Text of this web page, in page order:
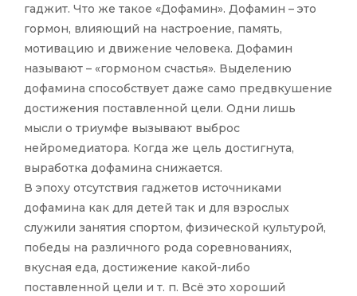
гаджит. Что же такое «Дофамин». Дофамин – это
гормон, влияющий на настроение, память,
мотивацию и движение человека. Дофамин
называют – «гормоном счастья». Выделению
дофамина способствует даже само предвкушение
достижения поставленной цели. Одни лишь
мысли о триумфе вызывают выброс
нейромедиатора. Когда же цель достигнута,
выработка дофамина снижается.
В эпоху отсутствия гаджетов источниками
дофамина как для детей так и для взрослых
служили занятия спортом, физической культурой,
победы на различного рода соревнованиях,
вкусная еда, достижение какой-либо
поставленной цели и т. п. Всё это хороший